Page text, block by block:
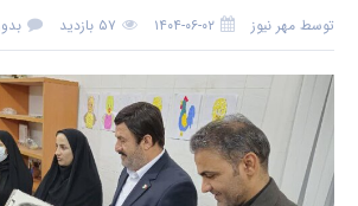
توسط مهر نیوز ۱۴۰۴-۰۶-۰۲ ۵۷ بازدید